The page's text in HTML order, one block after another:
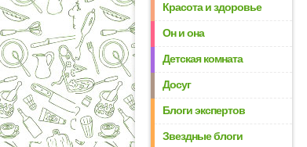
Красота и здоровье
Он и она
Детская комната
Досуг
Блоги экспертов
Звездные блоги